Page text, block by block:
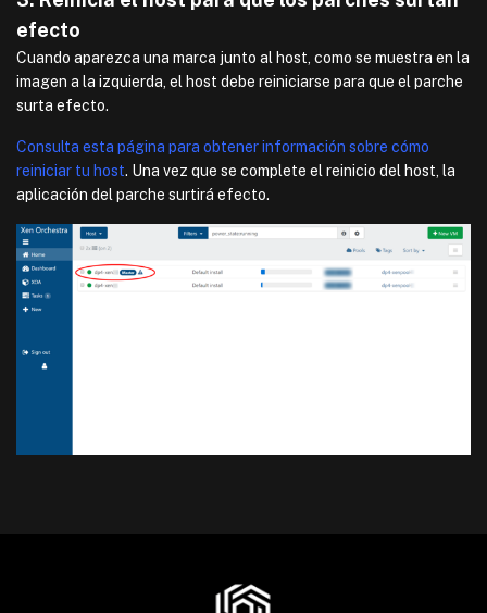
efecto
Cuando aparezca una marca junto al host, como se muestra en la
imagen a la izquierda, el host debe reiniciarse para que el parche
surta efecto.
Consulta esta página para obtener información sobre cómo
reiniciar tu host. Una vez que se complete el reinicio del host, la
aplicación del parche surtirá efecto.